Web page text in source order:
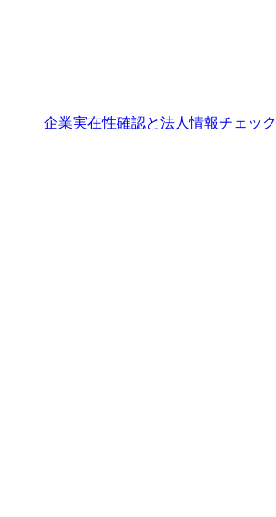
企業実在性確認と法人情報チェック